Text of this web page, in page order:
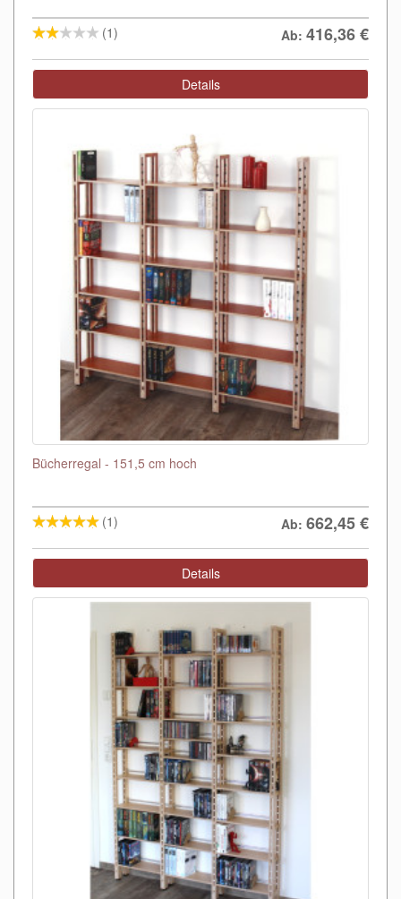
(1) Ab: 416,36€
Details
Bücherregal - 151,5 cm hoch
(1) Ab: 662,45€
Details